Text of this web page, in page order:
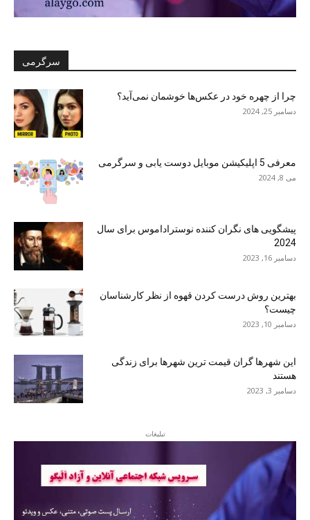
سرگرمی
چرا از چهره خود در عکس‌ها خوشمان نمی‌آید؟
دسامبر 25, 2024
معرفی 5 اپلیکیشن موبایل دوست یابی و سرگرمی
می 8, 2024
پیشگویی های نگران کننده نوستراداموس برای سال
2024
دسامبر 16, 2023
بهترین روش درست کردن قهوه از نظر کارشناسان
چیست؟
دسامبر 10, 2023
این شهرها گران قیمت ترین شهرها برای زندگی
هستند
دسامبر 3, 2023
تبلیغات